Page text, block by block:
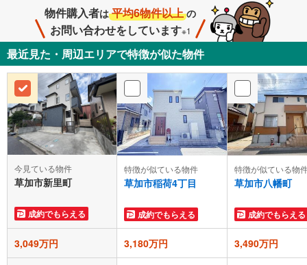
物件購入者は 平均6物件以上 の
お問い合わせをしています※1
最近見た・周辺エリアで特徴が似た物件
今見ている物件
草加市新里町
成約でもらえる
特徴が似ている物件
草加市稲荷4丁目
成約でもらえる
特徴が似ている物
草加市八幡町
成約でもらえる
3,049万円 3,180万円 3,490万円